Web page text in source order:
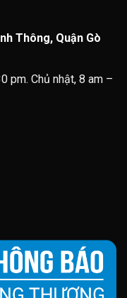
Thông, Quận Gò
pm. Chủ nhật, 8 am –